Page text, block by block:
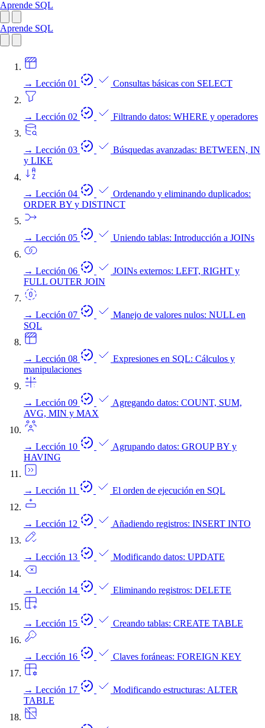
Aprende SQL
Aprende SQL
→ Lección 01 Consultas básicas con SELECT
→ Lección 02 Filtrando datos: WHERE y operadores
→ Lección 03
Búsquedas avanzadas: BETWEEN, IN
y LIKE
→ Lección 04
Ordenando y eliminando duplicados:
ORDER BY y DISTINCT
→ Lección 05 Uniendo tablas: Introducción a JOINs
→ Lección 06
JOINs externos: LEFT, RIGHT y
FULL OUTER JOIN
→ Lección 07
Manejo de valores nulos: NULL en
SQL
→ Lección 08
Expresiones en SQL: Cálculos y
manipulaciones
→ Lección 09
Agregando datos: COUNT, SUM,
AVG, MIN y MAX
→ Lección 10
Agrupando datos: GROUP BY y
HAVING
→ Lección 11 El orden de ejecución en SQL
→ Lección 12 Añadiendo registros: INSERT INTO
→ Lección 13 Modificando datos: UPDATE
→ Lección 14 Eliminando registros: DELETE
→ Lección 15 Creando tablas: CREATE TABLE
→ Lección 16 Claves foráneas: FOREIGN KEY
→ Lección 17
Modificando estructuras: ALTER
TABLE